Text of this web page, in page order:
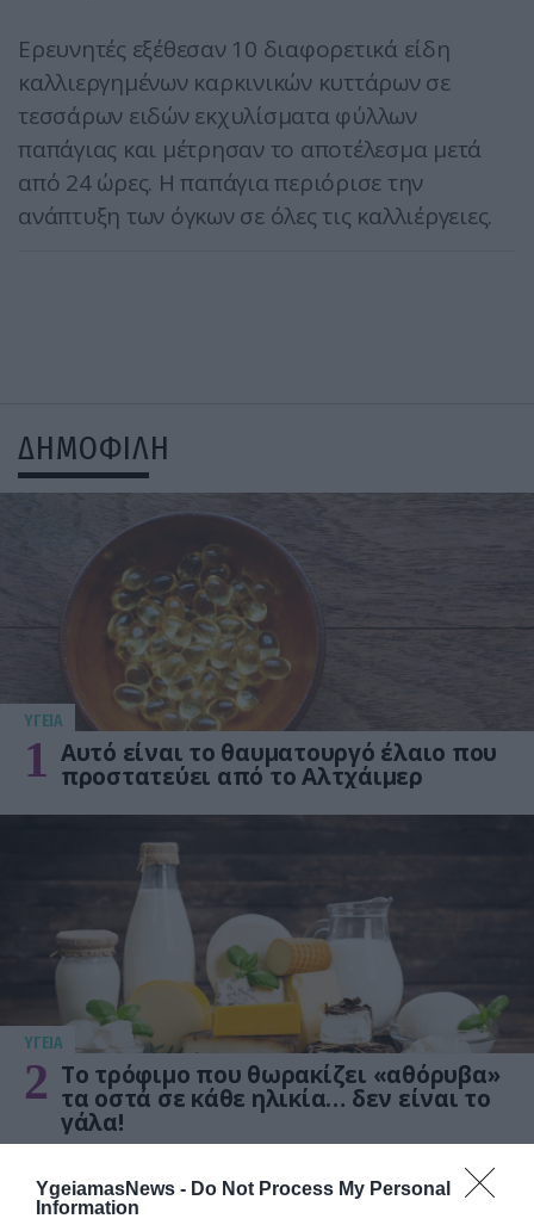
YgeiamasNews - Do Not Process My Personal
Information
Ερευνητές εξέθεσαν 10 διαφορετικά είδη
καλλιεργημένων καρκινικών κυττάρων σε
τεσσάρων ειδών εκχυλίσματα φύλλων
παπάγιας και μέτρησαν το αποτέλεσμα μετά
από 24 ώρες. Η παπάγια περιόρισε την
ανάπτυξη των όγκων σε όλες τις καλλιέργειες.
ΔΗΜΟΦΙΛΗ
ΥΓΕΙΑ
1 Αυτό είναι το θαυματουργό έλαιο που
προστατεύει από το Αλτχάιμερ
ΥΓΕΙΑ
2 Το τρόφιμο που θωρακίζει «αθόρυβα»
τα οστά σε κάθε ηλικία… δεν είναι το
γάλα!